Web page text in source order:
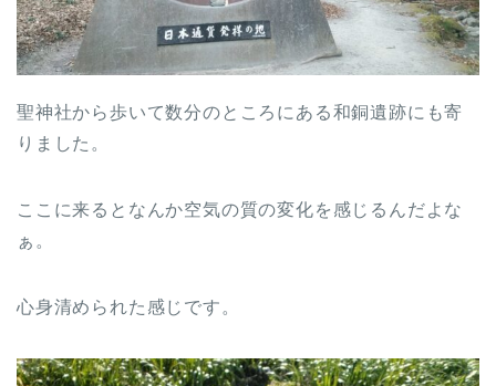
聖神社から歩いて数分のところにある和銅遺跡にも寄
りました。
ここに来るとなんか空気の質の変化を感じるんだよな
ぁ。
心身清められた感じです。